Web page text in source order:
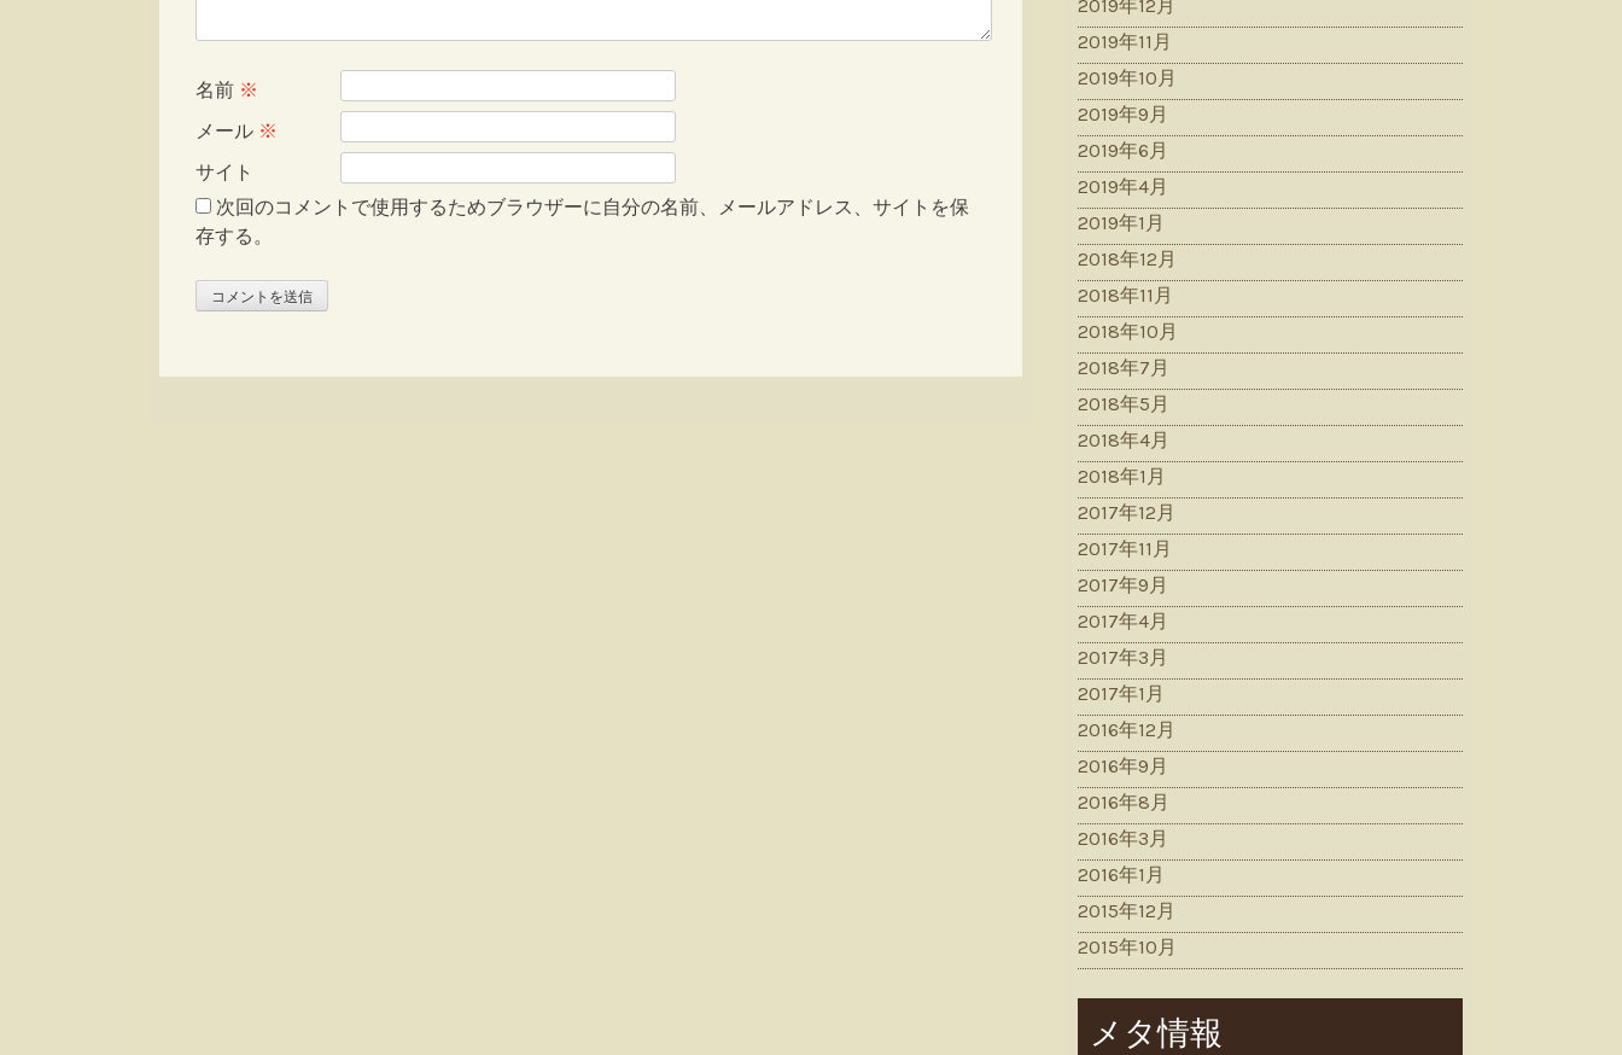
名前 ※
メール ※
サイト
次回のコメントで使用するためブラウザーに自分の名前、メールアドレス、サイトを保
存する。
2019年12月
2019年11月
2019年10月
2019年9月
2019年6月
2019年4月
2019年1月
2018年12月
2018年11月
2018年10月
2018年7月
2018年5月
2018年4月
2018年1月
2017年12月
2017年11月
2017年9月
2017年4月
2017年3月
2017年1月
2016年12月
2016年9月
2016年8月
2016年3月
2016年1月
2015年12月
2015年10月
メタ情報